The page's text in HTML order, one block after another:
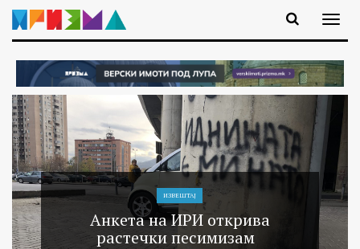
ИЗВЕШТАЈ
Анкета на ИРИ открива
растечки песимизам